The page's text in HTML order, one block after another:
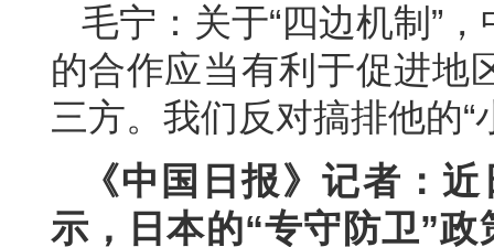
毛宁：关于“四边机制”
的合作应当有利于促进地
三方。我们反对搞排他的
《中国日报》记者：
示，日本的“专守防卫”